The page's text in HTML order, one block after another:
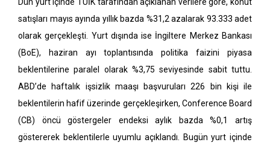
satışları mayıs ayında yıllık bazda %31,2 azalarak 93.333 adet
olarak gerçekleşti. Yurt dışında ise İngiltere Merkez Bankası
(BoE), haziran ayı toplantısında politika faizini piyasa
beklentilerine paralel olarak %3,75 seviyesinde sabit tuttu.
ABD’de haftalık işsizlik maaşı başvuruları 226 bin kişi ile
beklentilerin hafif üzerinde gerçekleşirken, Conference Board
(CB) öncü göstergeler endeksi aylık bazda %0,1 artış
göstererek beklentilerle uyumlu açıklandı. Bugün yurt içinde